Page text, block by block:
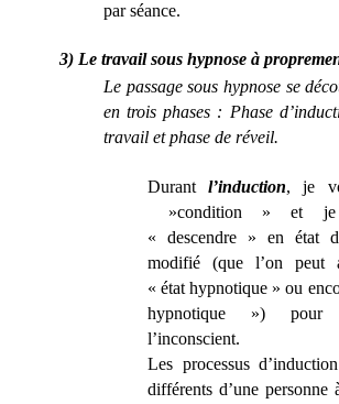
par séance.
3) Le travail sous hypnose à
Le passage sous hypnose se
en trois phases : Phase d’
travail et phase deréveil.
Durantl’induction, je
»condition » et
« descendre » en état
modifié (que l’on peut
« état hypnotique » ou
hypnotique ») pour
l’inconscient.
Les processus
différents d’une personne